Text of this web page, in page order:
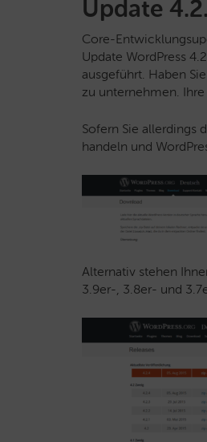
Update
Core-
Update WordPress
ausgeführt. Haben
zu unternehmen.
Sofern Sie allerdings
handeln und
Alternativ stehen
3.9er-, 3.8er- und